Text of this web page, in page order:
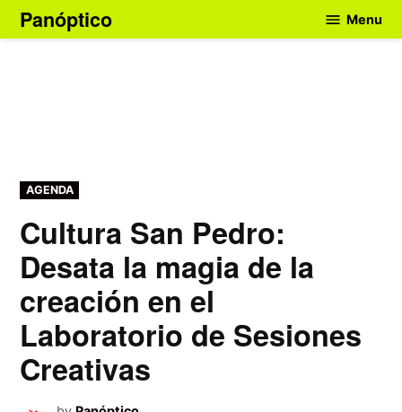
Skip
to
Panóptico Menu
POSTED
IN
AGENDA
Cultura San Pedro:
Desata la magia de la
creación en el
Laboratorio de Sesiones
Creativas